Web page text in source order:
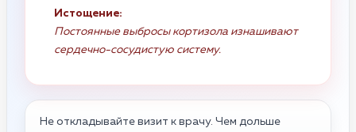
Истощение:
Постоянные выбросы кортизола изнашивают
сердечно-сосудистую систему.
Не откладывайте визит к врачу. Чем дольше